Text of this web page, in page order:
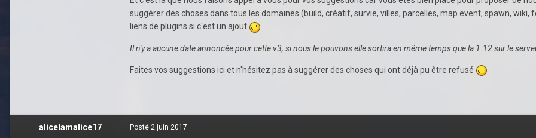
suggérer des choses dans tous les domaines (build, créatif, survie, villes, parcelles, map event, spawn, wiki,
liens de plugins si c'est un ajout
Il n'y a aucune date annoncée pour cette v3, si nous le pouvons elle sortira en même temps que la 1.12 sur le
Faites vos suggestions ici et n'hésitez pas à suggérer des choses qui ont déjà pu être refusé
alicelamalice17 Posté 2 juin 2017